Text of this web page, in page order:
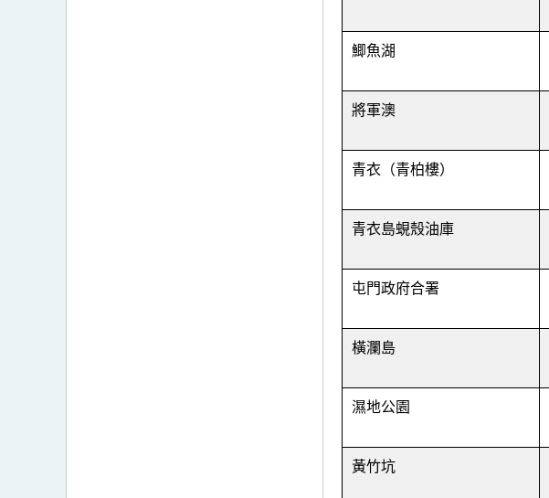
鯽魚湖
將軍澳
青衣（青柏樓）
青衣島蜆殼油庫
屯門政府合署
橫瀾島
濕地公園
黃竹坑